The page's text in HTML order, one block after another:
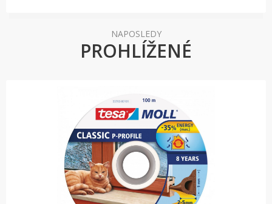
NAPOSLEDY
PROHLÍŽENÉ